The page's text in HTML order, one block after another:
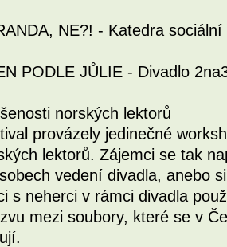
NE?! - Katedra
PODLE JŮLIE - Divadlo
norských lektorů
provázely jedinečné
lektorů. Zájemci se tak
vedení divadla, anebo
s neherci v rámci divadla
mezi soubory, které se v